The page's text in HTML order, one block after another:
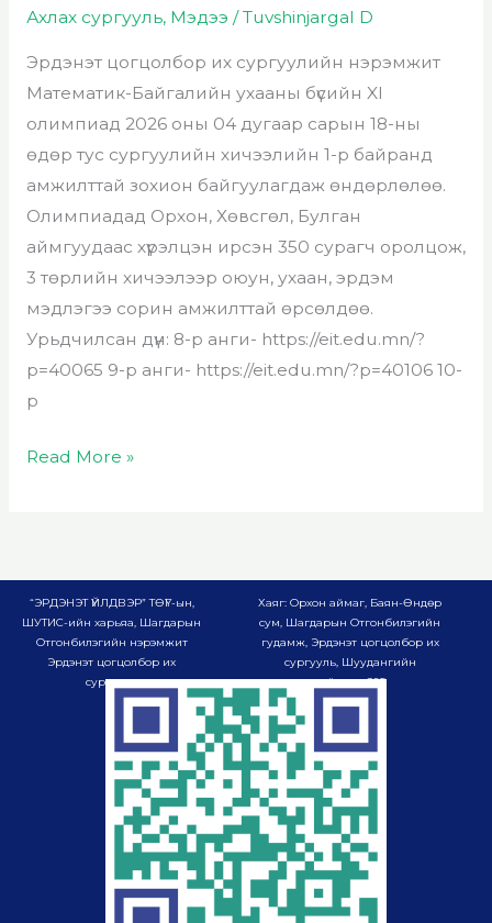
Ахлах сургууль, Мэдээ /Tuvshinjargal D
Эрдэнэт цогцолбор их сургуулийн нэрэмжит
Математик-Байгалийн ухааны бүсийн XI
олимпиад 2026 оны 04 дугаар сарын 18-ны
өдөр тус сургуулийн хичээлийн 1-р байранд
амжилттай зохион байгуулагдаж өндөрлөлөө.
Олимпиадад Орхон, Хөвсгөл, Булган
аймгуудаас хүрэлцэн ирсэн 350 сурагч оролцож,
3 төрлийн хичээлээр оюун, ухаан, эрдэм
мэдлэгээ сорин амжилттай өрсөлдөө.
Урьдчилсан дүн: 8-р анги- https://eit.edu.mn/?
p=40065 9-р анги- https://eit.edu.mn/?p=40106 10-
р
Read More »
“ЭРДЭНЭТ ҮЙЛДВЭР” ТӨҮГ-ын,
ШУТИС-ийн харьяа, Шагдарын
Отгонбилэгийн нэрэмжит
Эрдэнэт цогцолбор их
сургууль
Хаяг: Орхон аймаг, Баян-Өндөр
сум, Шагдарын Отгонбилэгийн
гудамж, Эрдэнэт цогцолбор их
сургууль, Шуудангийн
хайрцаг-985